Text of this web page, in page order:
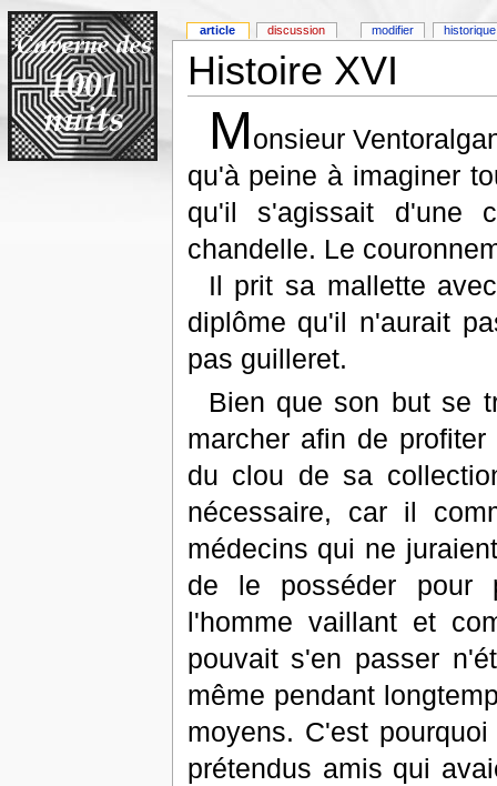
Histoire XVI
Monsieur
qu'à peine à imaginer
qu'il s'agissait d'une
chandelle. Le
Il prit sa mallette
diplôme qu'il n'aurait
pas guilleret.
Bien que son but se
marcher afin de
du clou de sa
nécessaire, car il
médecins qui ne
de le posséder pour
l'homme vaillant et
pouvait s'en passer
même pendant
moyens. C'est
prétendus amis qui
article discussion modifier historique